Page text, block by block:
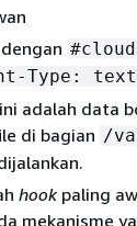
Type:
adalah data
di bagian /
hookpaling
mekanisme